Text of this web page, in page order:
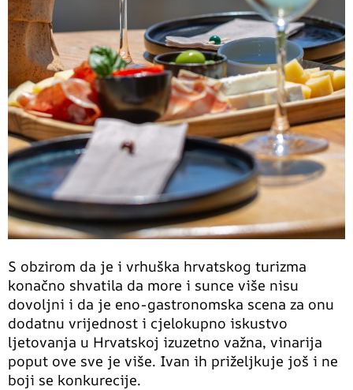
S obzirom da je i vrhuška hrvatskog turizma
konačno shvatila da more i sunce više nisu
dovoljni i da je eno-gastronomska scena za onu
dodatnu vrijednost i cjelokupno iskustvo
ljetovanja u Hrvatskoj izuzetno važna, vinarija
poput ove sve je više. Ivan ih priželjkuje još i ne
boji se konkurecije.